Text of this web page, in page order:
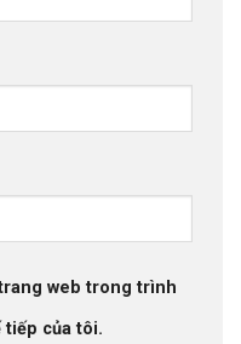
web trong trình
tiếp của tôi.